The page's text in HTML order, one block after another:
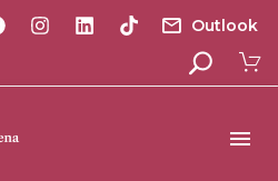
Outlook